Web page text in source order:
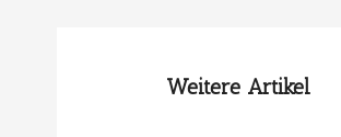
Weitere Artikel